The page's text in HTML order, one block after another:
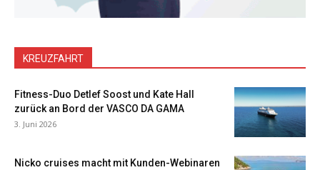
KREUZFAHRT
Fitness-Duo Detlef Soost und Kate Hall
zurück an Bord der VASCO DA GAMA
3. Juni 2026
Nicko cruises macht mit Kunden-Webinaren